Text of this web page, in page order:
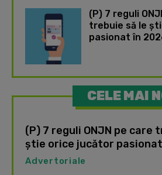
(P) 7 reguli
trebuie să le
pasionat în
CELE MAI
(P) 7 reguli ONJN pe care
știe orice jucător
Advertoriale